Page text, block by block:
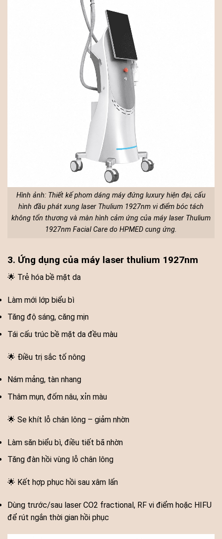
Hình ảnh: Thiết kế phom dáng máy đứng luxury hiện đại, cấu
hình đầu phát xung laser Thulium 1927nm vi điểm bóc tách
không tổn thương và màn hình cảm ứng của máy laser Thulium
1927nm Facial Care do HPMED cung ứng.
3. Ứng dụng của máy laser thulium 1927nm
🌟 Trẻ hóa bề mặt da
Làm mới lớp biểu bì
Tăng độ sáng, căng mịn
Tái cấu trúc bề mặt da đều màu
🌟 Điều trị sắc tố nông
Nám mảng, tàn nhang
Thâm mụn, đốm nâu, xỉn màu
🌟 Se khít lỗ chân lông – giảm nhờn
Làm săn biểu bì, điều tiết bã nhờn
Tăng đàn hồi vùng lỗ chân lông
🌟 Kết hợp phục hồi sau xâm lấn
Dùng trước/sau laser CO2 fractional, RF vi điểm hoặc HIFU
để rút ngắn thời gian hồi phục